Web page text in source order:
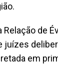
de
juízes
em